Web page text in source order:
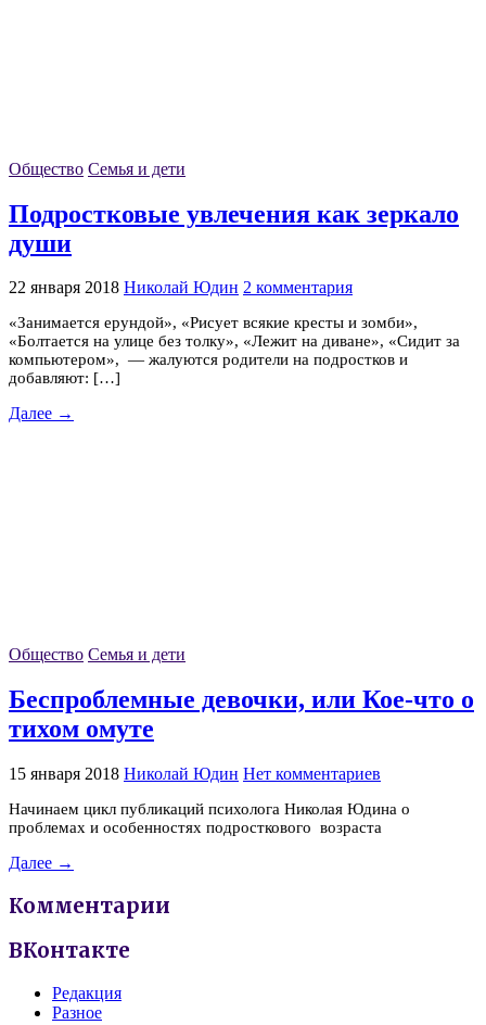
Общество Семья и дети
Подростковые увлечения как зеркало
души
22 января 2018 Николай Юдин 2 комментария
«Занимается ерундой», «Рисует всякие кресты и зомби»,
«Болтается на улице без толку», «Лежит на диване», «Сидит за
компьютером», — жалуются родители на подростков и
добавляют: […]
Далее →
Общество Семья и дети
Беспроблемные девочки, или Кое-что о
тихом омуте
15 января 2018 Николай Юдин Нет комментариев
Начинаем цикл публикаций психолога Николая Юдина о
проблемах и особенностях подросткового возраста
Далее →
Комментарии
ВКонтакте
Редакция
Разное